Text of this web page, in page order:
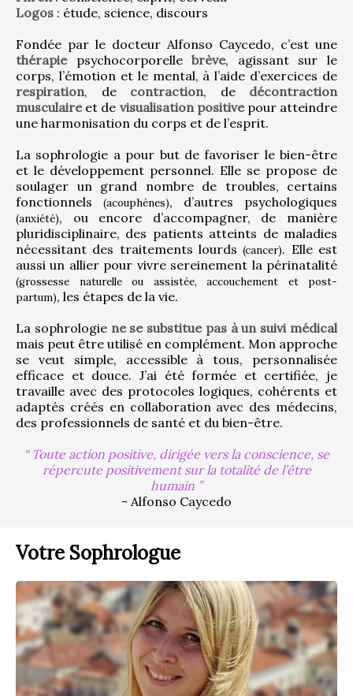
Logos : étude, science, discours
thérapie psychocorporelle brève, agissant sur le
respiration, de contraction, de décontraction
musculaire et de visualisation positive pour atteindre
une harmonisation du corps et de l’esprit.
La sophrologie a pour but de favoriser le bien-être
et le développement personnel. Elle se propose de
soulager un grand nombre de troubles, certains
fonctionnels (acouphènes)
(anxiété), ou encore d’accompagner, de manière
pluridisciplinaire, des patients atteints de maladies
nécessitant des traitements lourds (cancer). Elle est
(grossesse naturelle ou assistée, accouchement et post-
partum), les étapes de la vie.
La sophrologie ne se substitue pas à un suivi médical
mais peut être utilisé en complément. Mon approche
se veut simple, accessible à tous, personnalisée
efficace et douce. J’ai été formée et certifiée, je
travaille avec des protocoles logiques, cohérents et
adaptés créés en collaboration avec des médecins,
des professionnels de santé et du bien-être.
Toute action positive, dirigée vers la conscience, se
répercute positivement sur la totalité de l’être
humain
- Alfonso Caycedo
Votre Sophrologue